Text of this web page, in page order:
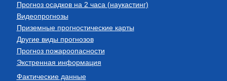
Прогноз осадков на 2 часа (наукастинг)
Видеопрогнозы
Приземные прогностические карты
Другие виды прогнозов
Прогноз пожароопасности
Экстренная информация
Фактические данные